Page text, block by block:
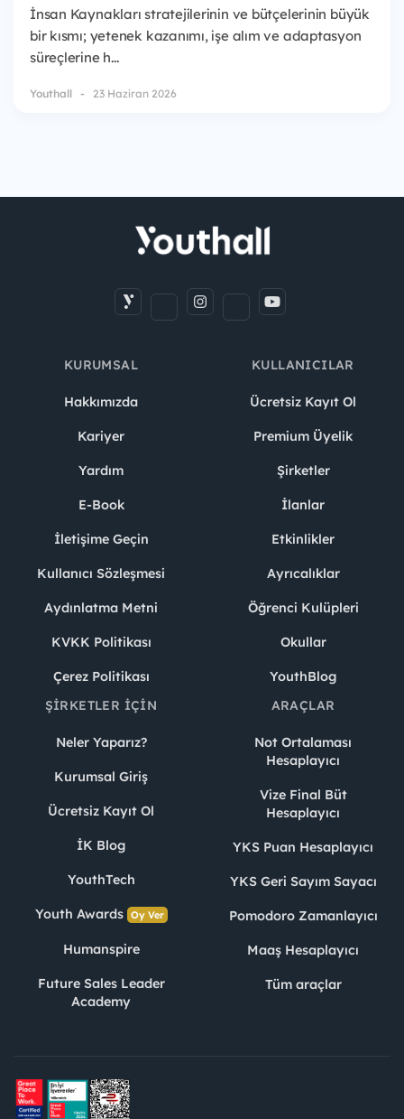
İnsan Kaynakları stratejilerinin ve bütçelerinin büyük
bir kısmı; yetenek kazanımı, işe alım ve adaptasyon
süreçlerine h...
Youthall 23 Haziran 2026
KURUMSAL
Hakkımızda
Kariyer
Yardım
E-Book
İletişime Geçin
Kullanıcı Sözleşmesi
Aydınlatma Metni
KVKK Politikası
Çerez Politikası
KULLANICILAR
Ücretsiz Kayıt Ol
Premium Üyelik
Şirketler
İlanlar
Etkinlikler
Ayrıcalıklar
Öğrenci Kulüpleri
Okullar
YouthBlog
ŞIRKETLER İÇIN
Neler Yaparız?
Kurumsal Giriş
Ücretsiz Kayıt Ol
İK Blog
YouthTech
Youth Awards Oy Ver
Humanspire
Future Sales Leader
Academy
ARAÇLAR
Not Ortalaması
Hesaplayıcı
Vize Final Büt
Hesaplayıcı
YKS Puan Hesaplayıcı
YKS Geri Sayım Sayacı
Pomodoro Zamanlayıcı
Maaş Hesaplayıcı
Tüm araçlar